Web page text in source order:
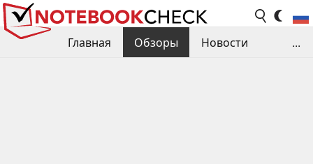
Главная Обзоры
Новости
...